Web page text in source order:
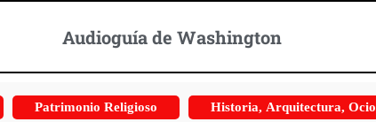
Audioguía de Washington
Patrimonio Religioso Historia, Arquitectura, Ocio